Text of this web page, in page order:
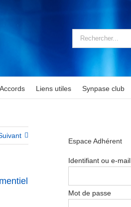
Rechercher:
Accords Liens utiles Synpase club
Espace Adhérent
Identifiant ou e-mail
Mot de passe